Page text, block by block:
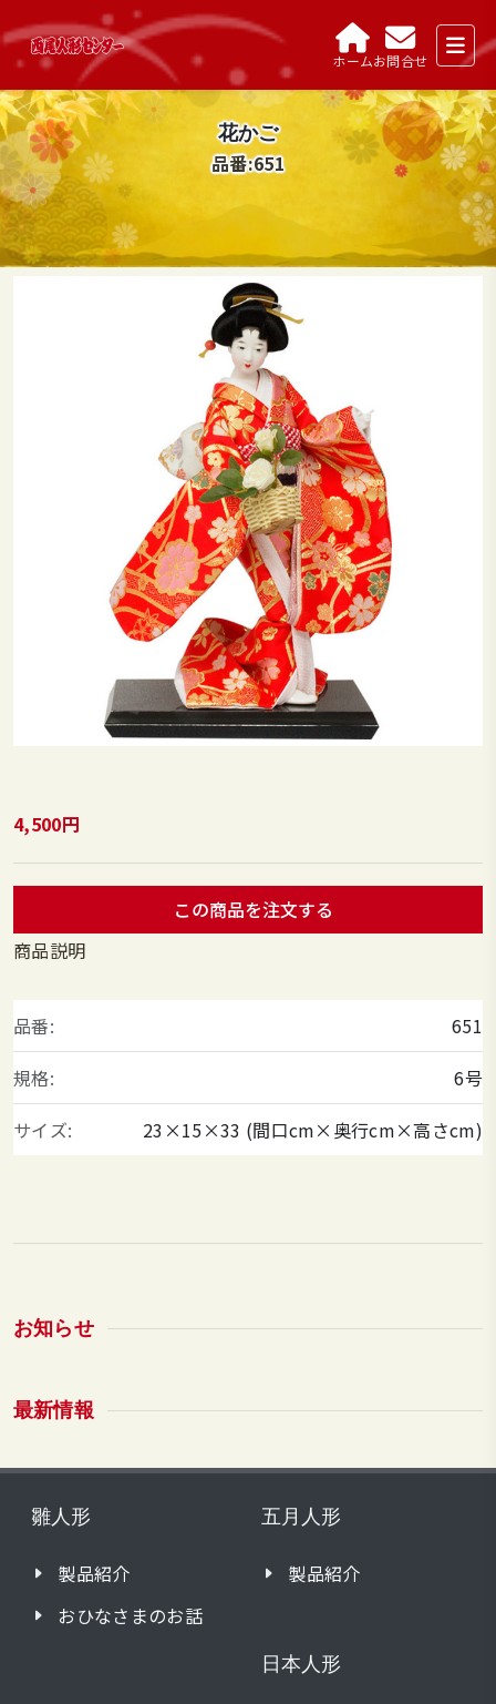
ホームお問合せ
花かご
品番:651
4,500円
この商品を注文する
商品説明
品番:
651
規格:
6号
サイズ:
23×15×33 (間口cm×奥行cm×高さcm)
お知らせ
最新情報
雛人形
製品紹介
おひなさまのお話
五月人形
製品紹介
日本人形